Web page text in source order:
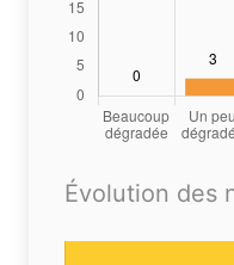
Évolution des